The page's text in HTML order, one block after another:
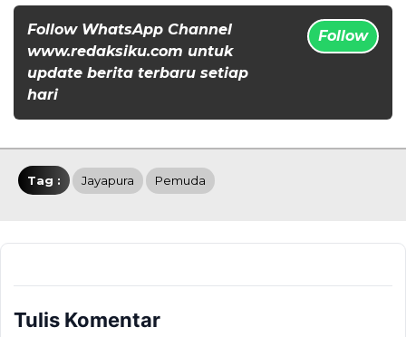
Follow WhatsApp Channel
www.redaksiku.com untuk
update berita terbaru setiap
hari
Follow
Tag : Jayapura Pemuda
Tulis Komentar